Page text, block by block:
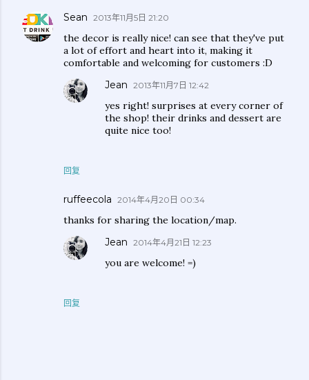
Sean 2013年11月5日 21:20
the decor is really nice! can see that they've put
a lot of effort and heart into it, making it
comfortable and welcoming for customers :D
回复
Jean 2013年11月7日 12:42
yes right! surprises at every corner of
the shop! their drinks and dessert are
quite nice too!
ruffeecola 2014年4月20日 00:34
thanks for sharing the location/map.
回复
Jean 2014年4月21日 12:23
you are welcome! =)